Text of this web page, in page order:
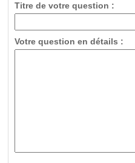
Titre de votre question :
Votre question en détails :